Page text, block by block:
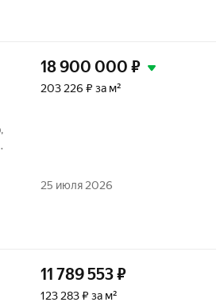
18 900 000 ₽
203 226 ₽ за м²
25 июля 2026
11 789 553₽
123 283 ₽ за м²